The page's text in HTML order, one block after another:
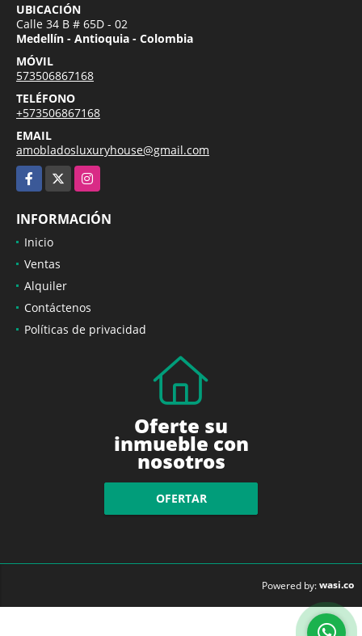
UBICACIÓN
Calle 34 B # 65D - 02
Medellín - Antioquia - Colombia
MÓVIL
573506867168
TELÉFONO
+573506867168
EMAIL
amobladosluxuryhouse@gmail.com
Facebook
Instagram
INFORMACIÓN
Inicio
Ventas
Alquiler
Contáctenos
Políticas de privacidad
Oferte su
inmueble con
nosotros
OFERTAR
Powered by:wasi.co